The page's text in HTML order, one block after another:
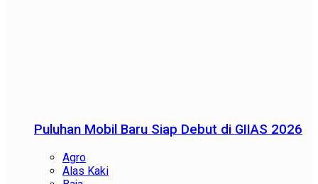
Puluhan Mobil Baru Siap Debut di GIIAS 2026
Agro
Alas Kaki